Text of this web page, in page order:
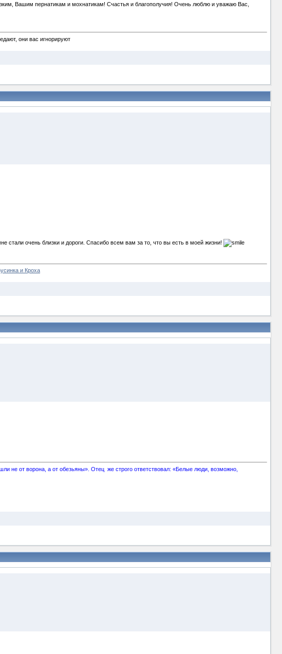
Вашим пернатикам и мохнатикам! Счастья и благополучия! Очень люблю и уважаю Вас,
они вас игнорируют
стали очень близки и дороги. Спасибо всем вам за то, что вы есть в моей жизни!
и Кроха
не от ворона, а от обезьяны». Отец же строго ответствовал: «Белые люди, возможно,